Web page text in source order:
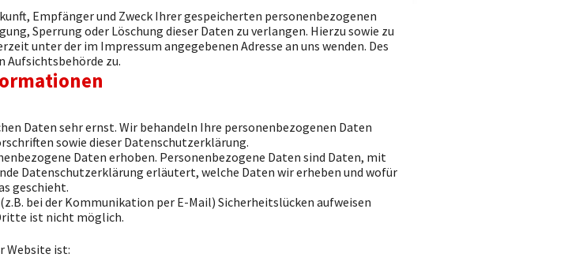
Empfänger und Zweck Ihrer gespeicherten personenbezogenen
Sperrung oder Löschung dieser Daten zu verlangen. Hierzu sowie zu
unter der im Impressum angegebenen Adresse an uns wenden. Des
Aufsichtsbehörde zu.
Daten sehr ernst. Wir behandeln Ihre personenbezogenen Daten
sowie dieser Datenschutzerklärung.
Daten erhoben. Personenbezogene Daten sind Daten, mit
Datenschutzerklärung erläutert, welche Daten wir erheben und wofür
geschieht.
bei der Kommunikation per E-Mail) Sicherheitslücken aufweisen
ist nicht möglich.
Website ist: